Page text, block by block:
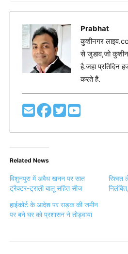
Prabhat
कुशीनगर
से जुडाव,जो
है.जहा प्रतिदिन
करते है.
Related News
विशुनपुरा में अवैध खनन पर सात
ट्रैक्टर-ट्राली बालू सहित सीज
रिश्वत
हाईकोर्ट के आदेश पर सड़क की जमीन
पर बने घर को प्रशासन ने तोड्वाया